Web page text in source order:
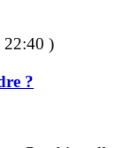
22:40 )
?